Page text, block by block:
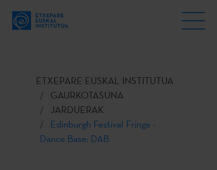
ETXEPARE EUSKAL INSTITUTUA
GAURKOTASUNA
JARDUERAK
Edinburgh Festival Fringe -
Dance Base: DAB